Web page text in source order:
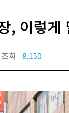
, 이렇게
조회 8,150